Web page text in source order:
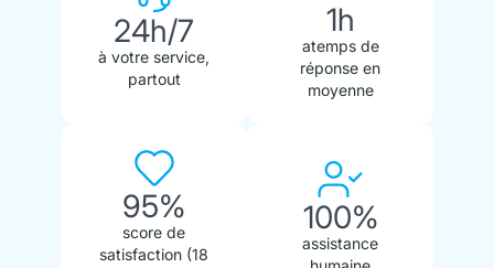
24h/7
à votre service,
partout
1h
atemps de
réponse en
moyenne
95%
score de
satisfaction (18
100%
assistance